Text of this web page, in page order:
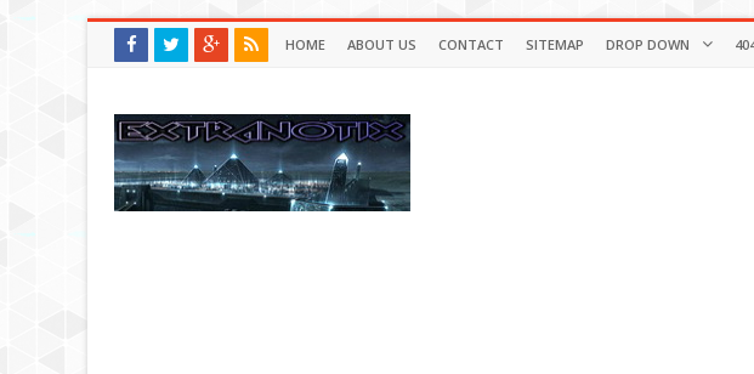
HOME ABOUT US CONTACT SITEMAP DROP DOWN